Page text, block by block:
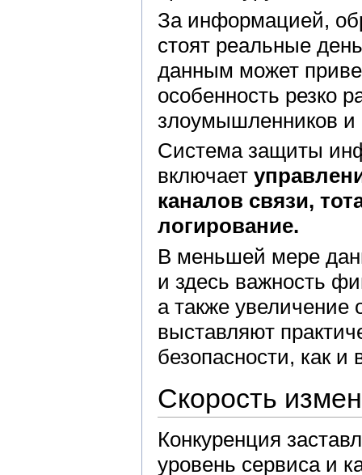
За информацией,
стоят реальные
данным может
особенность резко
злоумышленников и
Система защиты
включает
каналов связи,
логирование.
В меньшей мере
и здесь важность
а также увеличение
выставляют
безопасности, как и
Скорость
Конкуренция
уровень сервиса и